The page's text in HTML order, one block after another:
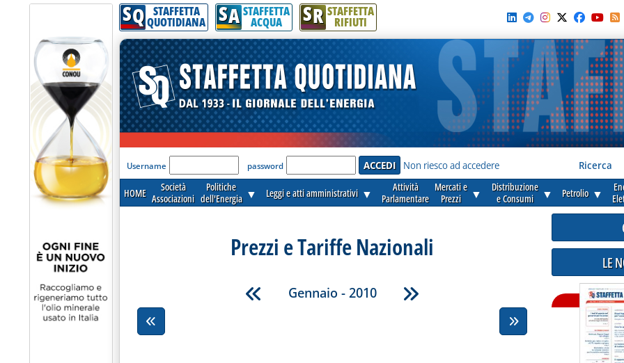
SQ STAFFETTA
QUOTIDIANA SA STAFFETTA
ACQUA SR STAFFETTA
RIFIUTI
'Modulo Login per accedere'
Username password Non riesco ad accedere Ricerca
HOME
Società
Associazioni
Politiche
dell'Energia ▼ Leggi e atti amministrativi ▼
Attività
Parlamentare
Mercati e
Prezzi
▼
Distribuzione
e Consumi
▼ Petrolio ▼
Prezzi e Tariffe Nazionali
Gennaio - 2010
LE